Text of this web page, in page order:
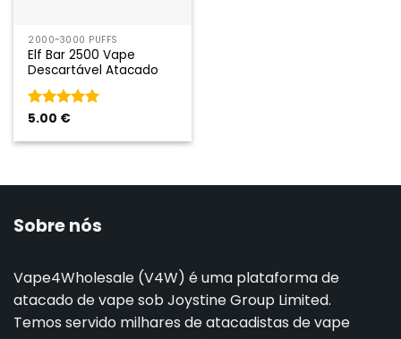
2000~3000 PUFFS
Elf Bar 2500 Vape
Descartável Atacado
Classificado
5
5.00 €
Sobre nós
Vape4Wholesale (V4W) é uma plataforma de
atacado de vape sob Joystine Group Limited.
Temos servido milhares de atacadistas de vape